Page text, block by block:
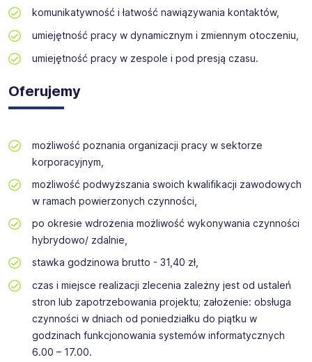
komunikatywność i łatwość nawiązywania kontaktów,
umiejętność pracy w dynamicznym i zmiennym otoczeniu,
umiejętność pracy w zespole i pod presją czasu.
Oferujemy
możliwość poznania organizacji pracy w sektorze
korporacyjnym,
możliwość podwyższania swoich kwalifikacji zawodowych
w ramach powierzonych czynności,
po okresie wdrożenia możliwość wykonywania czynności
hybrydowo/ zdalnie,
stawka godzinowa brutto - 31,40 zł,
czas i miejsce realizacji zlecenia zależny jest od ustaleń
stron lub zapotrzebowania projektu; założenie: obsługa
czynności w dniach od poniedziałku do piątku w
godzinach funkcjonowania systemów informatycznych
6.00 – 17.00.